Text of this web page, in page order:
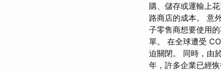
購、儲存或運輸上
路商店的成本。 意
子零售商想要使用
單。 在全球遭受
迫關閉。 同時，由
年，許多企業已經